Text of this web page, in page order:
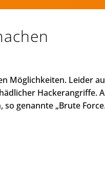
Möglichkeiten. Leider
Hackerangriffe.
genannte „Brute